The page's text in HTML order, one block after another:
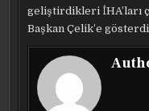
geliştirdikleri İHA’ları
Başkan Çelik’e